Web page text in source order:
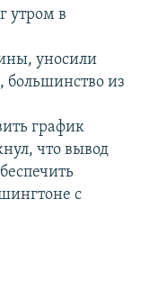
утром в
уносили
большинство из
график
что вывод
с